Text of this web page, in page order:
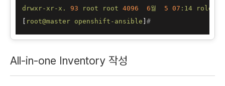
drwxr-xr-x.
93 root root 4096 6월 5 07 :14
roles
root@master openshift-ansible #
All-in-one Inventory 작성